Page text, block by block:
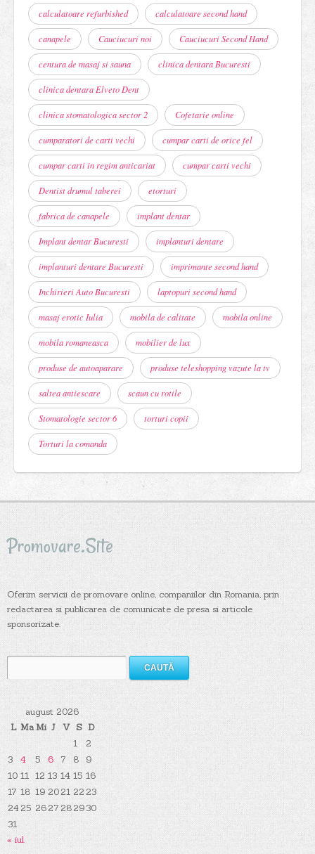
calculatoare refurbished calculatoare second hand
canapele Cauciucuri noi Cauciucuri Second Hand
centura de masaj si sauna clinica dentara Bucuresti
clinica dentara Elveto Dent
clinica stomatologica sector 2 Cofetarie online
cumparatori de carti vechi cumpar carti de orice fel
cumpar carti in regim anticariat cumpar carti vechi
Dentist drumul taberei etorturi
fabrica de canapele implant dentar
Implant dentar Bucuresti implanturi dentare
implanturi dentare Bucuresti imprimante second hand
Inchirieri Auto Bucuresti laptopuri second hand
masaj erotic Iulia mobila de calitate mobila online
mobila romaneasca mobilier de lux
produse de autoaparare produse teleshopping vazute la tv
saltea antiescare scaun cu rotile
Stomatologie sector 6 torturi copii
Torturi la comanda
Promovare.Site
Oferim servicii de promovare online, companiilor din Romania, prin
redactarea si publicarea de comunicate de presa si articole
sponsorizate.
după:
august 2026
L Ma Mi J V S D
1
2
3
4 5 6 7 8
9
10 11 12 13 14 15 16
17 18 19 2021 22 23
24 25 2627 282930
31
« iul.